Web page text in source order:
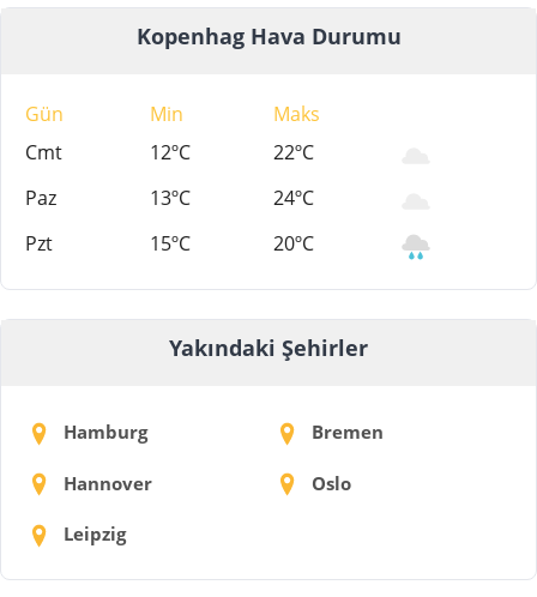
Kopenhag Hava Durumu
Gün Min
Maks
Cmt
12ºC
22ºC
Paz
13ºC
24ºC
Pzt
15ºC 20ºC
Yakındaki Şehirler
Hamburg Bremen
Hannover Oslo
Leipzig